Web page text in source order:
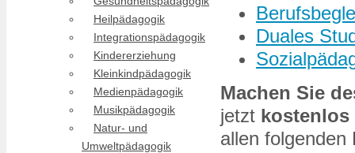
Duales
Machen Sie
jetzt kostenlos
allen folgenden
Heilpädagogik
Integrationspädagogik
Kindererziehung
Kleinkindpädagogik
Medienpädagogik
Musikpädagogik
Natur- und
Umweltpädagogik